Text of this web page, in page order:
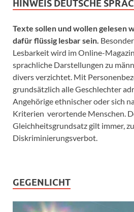
HINWEIS DEUTSCHE
Texte sollen und wollen gelesen
dafür flüssig lesbar sein.
Lesbarkeit wird im Online-Magazin
sprachliche Darstellungen zu
divers verzichtet. Mit
grundsätzlich alle Geschlechter
Angehörige ethnischer oder sich
Kriterien verortende Menschen.
Gleichheitsgrundsatz gilt immer,
Diskriminierungsverbot.
GEGENLICHT